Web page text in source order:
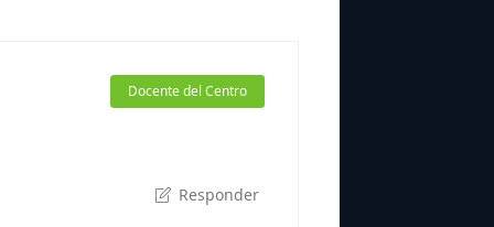
Docente del Centro
Responder